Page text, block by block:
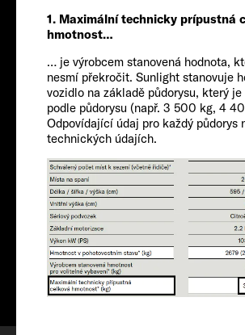
1. Maximální technicky prípustná
hmotnost…
… je výrobcem stanovená hodnota,
nesmí překročit. Sunlight stanovuje
vozidlo na základě půdorysu, který
podle půdorysu (např. 3 500 kg, 4
Odpovídající údaj pro každý půdorys
technických údajích.
FIAT
Cestující
2-3
Velikost
541 CM